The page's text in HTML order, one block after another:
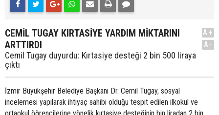
CEMİL TUGAY KIRTASİYE YARDIM MİKTARINI
ARTTIRDI
Cemil Tugay duyurdu: Kırtasiye desteği 2 bin 500 liraya
çıktı
A+
A-
İzmir Büyükşehir Belediye Başkanı Dr. Cemil Tugay, sosyal
incelemesi yapılarak ihtiyaç sahibi olduğu tespit edilen ilkokul ve